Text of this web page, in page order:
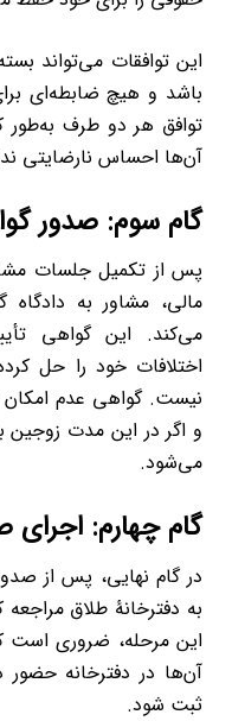
این توافقات می‌تواند
باشد و هیچ ضابطه‌ای
توافق هر دو طرف به‌طور
آن‌ها احساس نارضایتی
گام سوم: صدور
پس از تکمیل جلسات
مالی، مشاور به
می‌کند. این گواهی
اختلافات خود را حل
نیست. گواهی عدم امکان
و اگر در این مدت زوجین
می‌شود.
گام چهارم: اجرای
در گام نهایی، پس از
به دفترخانۀ طلاق
این مرحله، ضروری است
آن‌ها در دفترخانه
ثبت شود.